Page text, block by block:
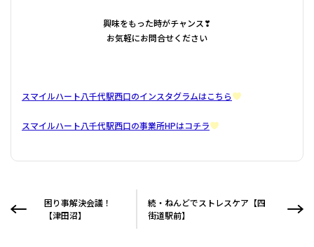
興味をもった時がチャンス❣
お気軽にお問合せください
スマイルハート八千代駅西口のインスタグラムはこちら
スマイルハート八千代駅西口の事業所HPはコチラ
困り事解決会議！
【津田沼】
続・ねんどでストレスケア【四
街道駅前】